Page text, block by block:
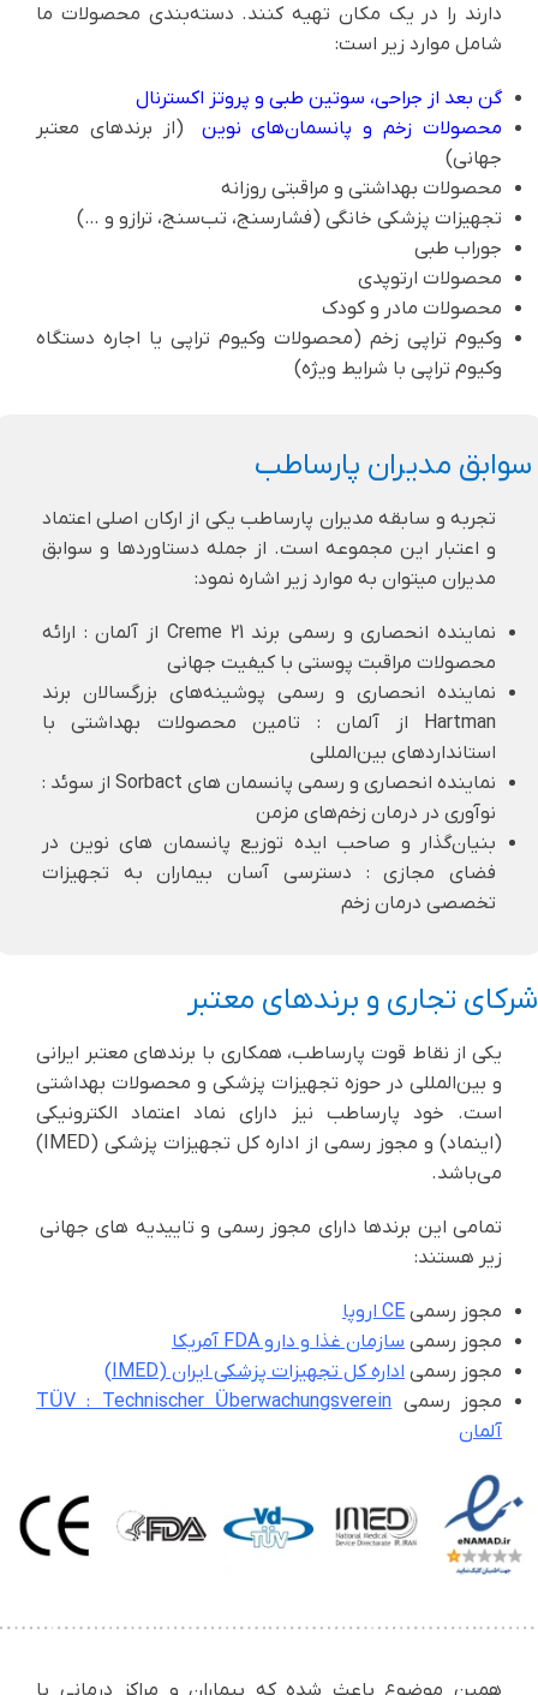
دارند را در یک مکان تهیه کنند. دسته‌بندی محصولات ما
شامل موارد زیر است:
گن بعد از جراحی، سوتین طبی و پروتز اکسترنال
محصولات زخم و پانسمان‌های نوین
(از برندهای معتبر
جهانی)
محصولات بهداشتی و مراقبتی روزانه
تجهیزات پزشکی خانگی (فشارسنج، تب‌سنج، ترازو و …)
جوراب طبی
محصولات ارتوپدی
محصولات مادر و کودک
وکیوم تراپی زخم (محصولات وکیوم تراپی یا اجاره دستگاه
وکیوم تراپی با شرایط ویژه)
سوابق مدیران پارساطب
تجربه و سابقه مدیران پارساطب یکی از ارکان اصلی اعتماد
و اعتبار این مجموعه است. از جمله دستاوردها و سوابق
مدیران میتوان به موارد زیر اشاره نمود:
نماینده انحصاری و رسمی برند Creme 21 از آلمان : ارائه
محصولات مراقبت پوستی با کیفیت جهانی
نماینده انحصاری و رسمی پوشینه‌های بزرگسالان برند
Hartman از آلمان : تامین محصولات بهداشتی با
استانداردهای بین‌المللی
نماینده انحصاری و رسمی پانسمان های Sorbact از سوئد :
نوآوری در درمان زخم‌های مزمن
بنیان‌گذار و صاحب ایده توزیع پانسمان های نوین در
فضای مجازی : دسترسی آسان بیماران به تجهیزات
تخصصی درمان زخم
شرکای تجاری و برندهای معتبر
یکی از نقاط قوت پارساطب، همکاری با برندهای معتبر ایرانی
و بین‌المللی در حوزه تجهیزات پزشکی و محصولات بهداشتی
است. خود پارساطب نیز دارای نماد اعتماد الکترونیکی
(اینماد) و مجوز رسمی از اداره کل تجهیزات پزشکی (IMED)
می‌باشد.
تمامی این برندها دارای مجوز رسمی و تاییدیه های جهانی
زیر هستند:
مجوز رسمی CE اروپا
مجوز رسمی سازمان غذا و دارو FDA آمریکا
مجوز رسمی اداره کل تجهیزات پزشکی ایران (IMED)
مجوز رسمی TÜV : Technischer Überwachungsverein
آلمان
همین موضوع باعث شده که بیماران و مراکز درمانی با